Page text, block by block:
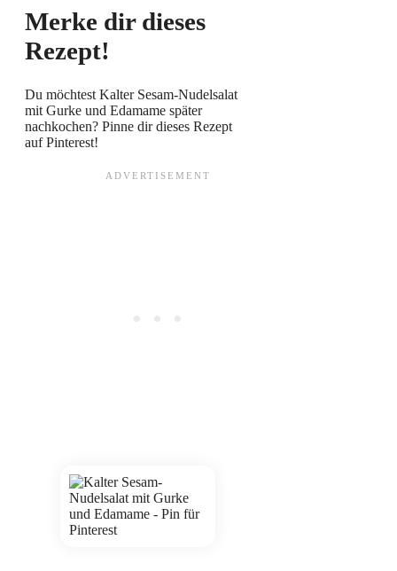
Merke dir dieses
Rezept!
Du möchtest Kalter Sesam-Nudelsalat
mit Gurke und Edamame später
nachkochen? Pinne dir dieses Rezept
auf Pinterest!